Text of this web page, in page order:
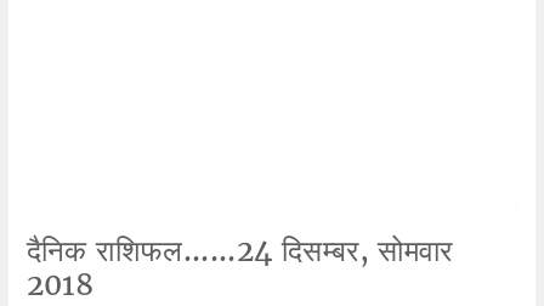
दैनिक राशिफल......24 दिसम्बर, सोमवार
2018